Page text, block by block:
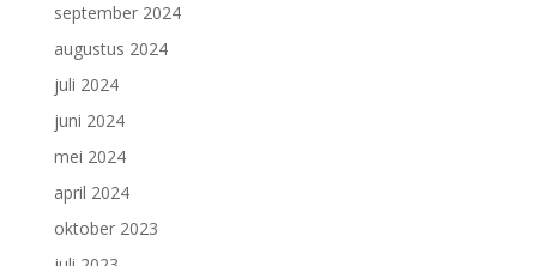
september 2024
augustus 2024
juli 2024
juni 2024
mei 2024
april 2024
oktober 2023